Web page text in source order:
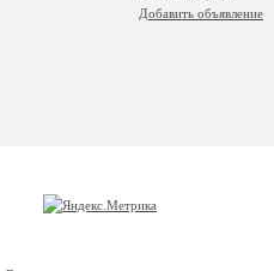
Добавить объявление